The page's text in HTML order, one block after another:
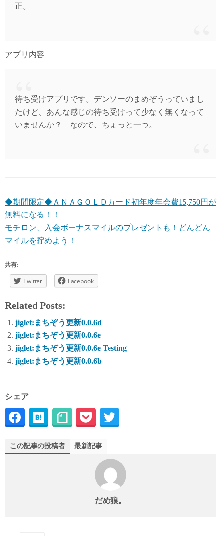
正。
アプリ内容
待ち受けアプリです。デンソーのまめぞうっていまし
たけど、あんな感じの待ち受けって少なく無くなって
いませんか？ なので、ちょっと一つ。
◆期間限定◆ＡＮＡＧＯＬＤカード初年度年会費15,750円が
無料になる！！
モチロン、入会ボーナスマイルのプレゼントも！どんどん
マイルを貯めよう！
共有:
Twitter Facebook
Related Posts:
jiglet:まちぞう更新0.0.6d
jiglet:まちぞう更新0.0.6e
jiglet:まちぞう更新0.0.6e Testing
jiglet:まちぞう更新0.0.6b
シェア
この記事の投稿者 最新記事
だめ狼。